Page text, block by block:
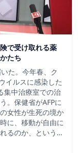
で受け取れる薬
たち
た。今年春、ク
イルスに感染した
集中治療室での治
。保健省がAFPに
女性が生死の境か
に、移動が自由に
るのか、という…